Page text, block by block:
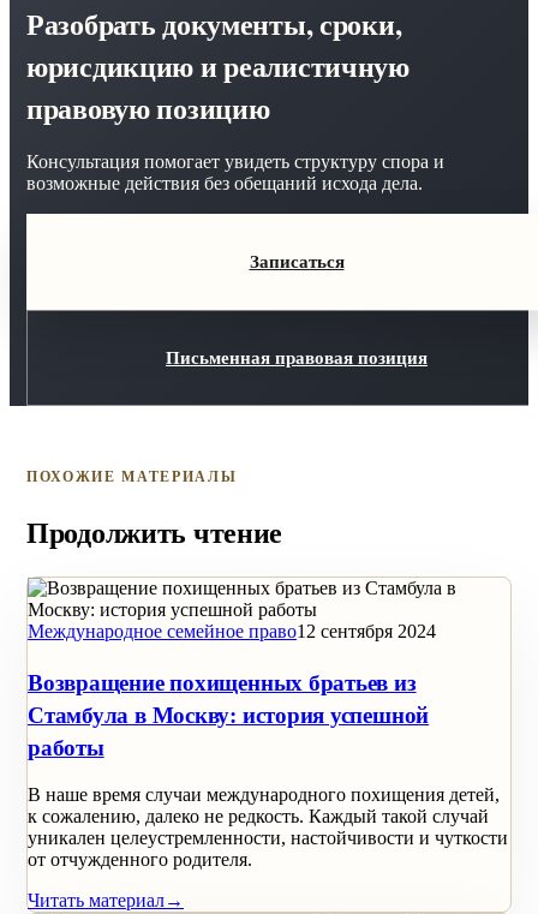
Разобрать документы, сроки,
юрисдикцию и реалистичную
правовую позицию
Консультация помогает увидеть структуру спора и
возможные действия без обещаний исхода дела.
Записаться
Письменная правовая позиция
ПОХОЖИЕ МАТЕРИАЛЫ
Продолжить чтение
Международное семейное право12 сентября 2024
Возвращение похищенных братьев из
Стамбула в Москву: история успешной
работы
В наше время случаи международного похищения детей,
к сожалению, далеко не редкость. Каждый такой случай
уникален целеустремленности, настойчивости и чуткости
от отчужденного родителя.
Читать материал→